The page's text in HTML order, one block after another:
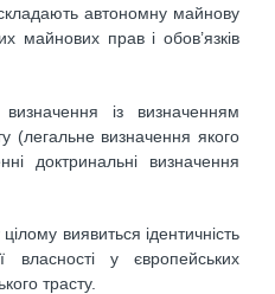
автономну майнову
майнових прав і обов’язків
із визначенням
(легальне визначення якого
доктринальні визначення
виявиться ідентичність
власності у європейських
трасту.